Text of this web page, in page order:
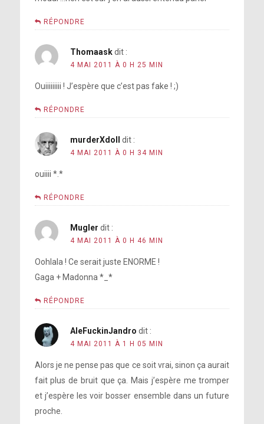
RÉPONDRE
Thomaask dit :
4 MAI 2011 À 0 H 25 MIN
Ouiiiiiiiii ! J’espère que c’est pas fake ! ;)
RÉPONDRE
murderXdoll dit :
4 MAI 2011 À 0 H 34 MIN
ouiiii *.*
RÉPONDRE
Mugler dit :
4 MAI 2011 À 0 H 46 MIN
Oohlala ! Ce serait juste ENORME !
Gaga + Madonna *_*
RÉPONDRE
AleFuckinJandro dit :
4 MAI 2011 À 1 H 05 MIN
Alors je ne pense pas que ce soit vrai, sinon ça aurait
fait plus de bruit que ça. Mais j’espère me tromper
et j’espère les voir bosser ensemble dans un future
proche.